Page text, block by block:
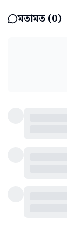
মতামত (0)